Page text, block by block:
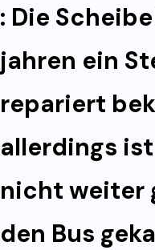
: Die
jahren ein
repariert
allerdings
nicht weiter
den Bus